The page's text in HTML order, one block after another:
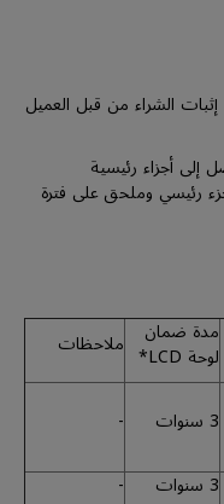
الشراء من قبل العميل
إلى أجزاء رئيسية
رئيسي وملحق على فترة
مدة ضمان
لوحة LCD*
ملاحظات
3 سنوات
-
3 سنوات
-